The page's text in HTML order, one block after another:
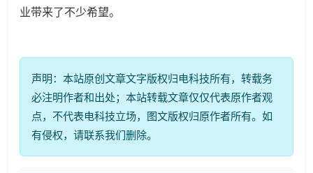
业带来了不少希望。
声明：本站原创文章文字版权归电科技所有，转载务
必注明作者和出处；本站转载文章仅仅代表原作者观
点，不代表电科技立场，图文版权归原作者所有。如
有侵权，请联系我们删除。